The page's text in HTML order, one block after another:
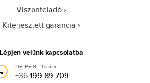
Viszonteladó
Kiterjesztett garancia
Lépjen velünk kapcsolatba
Hé-Pé 9 - 15 óra
+36199 89 709